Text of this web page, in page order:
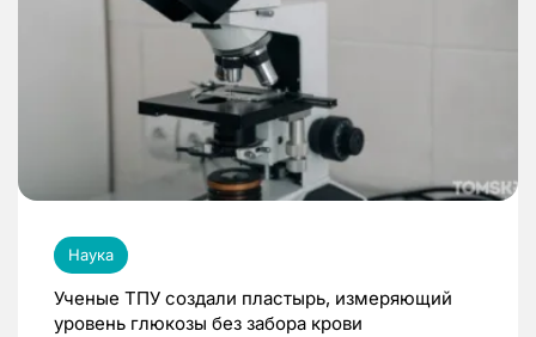
Наука
Ученые ТПУ создали пластырь, измеряющий
уровень глюкозы без забора крови